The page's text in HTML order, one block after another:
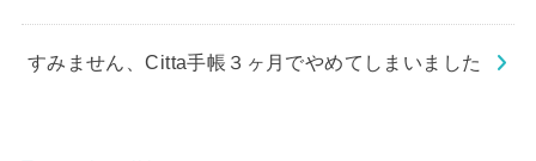
すみません、Citta手帳３ヶ月でやめてしまいました